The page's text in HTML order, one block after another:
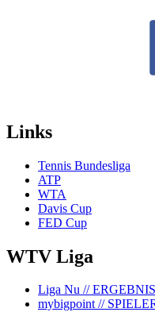
Links
Tennis Bundesliga
ATP
WTA
Davis Cup
FED Cup
WTV Liga
Liga Nu //
mybigpoint//